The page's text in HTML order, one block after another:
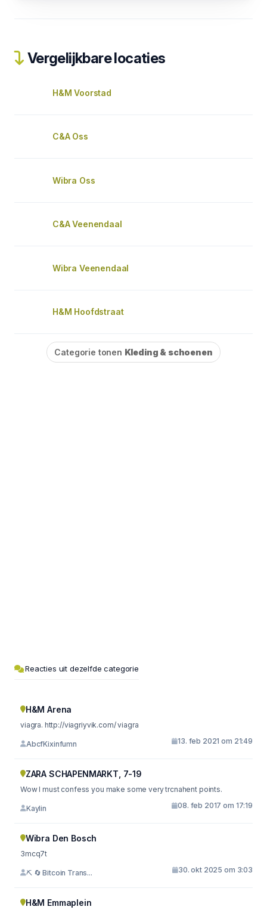
Vergelijkbare locaties
H&M Voorstad
C&A Oss
Wibra Oss
C&A Veenendaal
Wibra Veenendaal
H&M Hoofdstraat
Categorie tonen Kleding & schoenen
Reacties uit dezelfde categorie
H&M Arena
viagra. http://viagriyvik.com/ viagra
AbcfKixinfumn 13. feb 2021 om 21:49
ZARA SCHAPENMARKT, 7-19
Wow I must confess you make some very trcnahent points.
Kaylin 08. feb 2017 om 17:19
Wibra Den Bosch
3mcq7t
⛏ 🔄 Bitcoin Trans... 30. okt 2025 om 3:03
H&M Emmaplein